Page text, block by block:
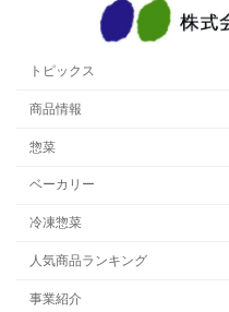
トピックス
商品情報
惣菜
ベーカリー
冷凍惣菜
人気商品ランキング
事業紹介